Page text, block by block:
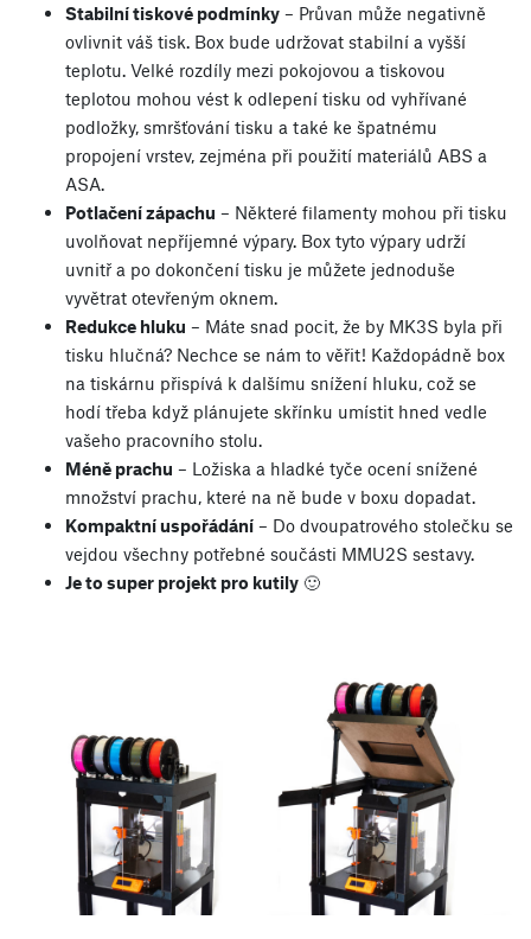
Stabilní tiskové podmínky – Průvan může negativně
ovlivnit váš tisk. Box bude udržovat stabilní a vyšší
teplotu. Velké rozdíly mezi pokojovou a tiskovou
teplotou mohou vést k odlepení tisku od vyhřívané
podložky, smršťování tisku a také ke špatnému
propojení vrstev, zejména při použití materiálů ABS a
ASA.
Potlačení zápachu – Některé filamenty mohou při tisku
uvolňovat nepříjemné výpary. Box tyto výpary udrží
uvnitř a po dokončení tisku je můžete jednoduše
vyvětrat otevřeným oknem.
Redukce hluku – Máte snad pocit, že by MK3S byla při
tisku hlučná? Nechce se nám to věřit! Každopádně box
na tiskárnu přispívá k dalšímu snížení hluku, což se
hodí třeba když plánujete skřínku umístit hned vedle
vašeho pracovního stolu.
Méně prachu – Ložiska a hladké tyče ocení snížené
množství prachu, které na ně bude v boxu dopadat.
Kompaktní uspořádání – Do dvoupatrového stolečku se
vejdou všechny potřebné součásti MMU2S sestavy.
Je to super projekt pro kutily 🙂